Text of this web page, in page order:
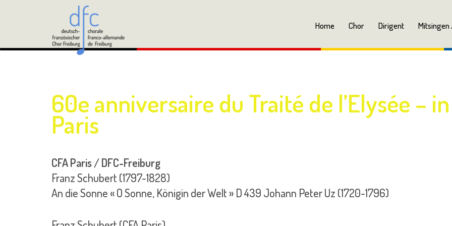
Home Chor Dirigent
60e anniversaire du Traité de l’Elysée – in
Paris
CFA Paris / DFC-Freiburg
Franz Schubert (1797-1828)
An die Sonne « O Sonne, Königin der Welt » D 439 Johann Peter Uz (1720-1796)